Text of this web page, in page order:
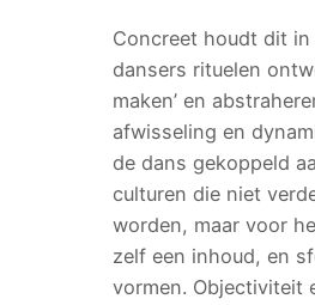
Concreet houdt dit
dansers rituelen
maken’ en
afwisseling en
de dans gekoppeld
culturen die niet
worden, maar voor
zelf een inhoud, en
vormen. Objectiviteit